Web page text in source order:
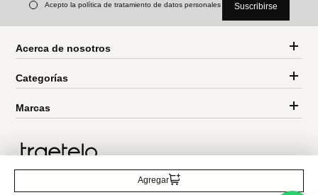
Agregar
Acepto la política de tratamiento de datos personales Suscribirse
Acerca de nosotros
Categorías
Marcas
Traetelo, el marketplace de moda en Venezuela para quienes buscan